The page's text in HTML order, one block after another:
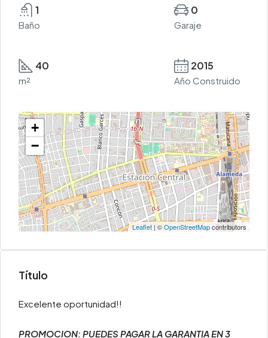
1
Baño
0
Garaje
40
m²
2015
Año Construido
+
−
Leaflet| ©OpenStreetMapcontributors
Título
Excelente oportunidad!!
PROMOCION: PUEDES PAGAR LA GARANTIA EN 3